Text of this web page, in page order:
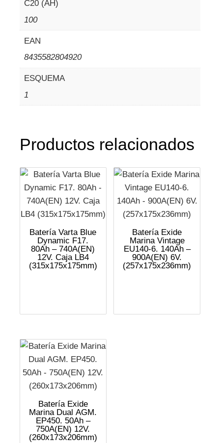
C20 (AH)
100
EAN
8435582804920
ESQUEMA
1
Productos relacionados
Batería Varta Blue
Dynamic F17.
80Ah – 740A(EN)
12V. Caja LB4
(315x175x175mm)
Batería Exide
Marina Vintage
EU140-6. 140Ah –
900A(EN) 6V.
(257x175x236mm)
Batería Exide
Marina Dual AGM.
EP450. 50Ah –
750A(EN) 12V.
(260x173x206mm)